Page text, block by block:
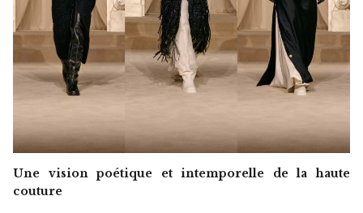
Une vision poétique et intemporelle de la haute
couture